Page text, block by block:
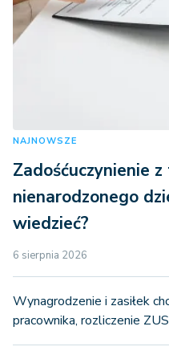
NAJNOWSZE
Zadośćuczynienie
nienarodzonego
wiedzieć?
6 sierpnia 2026
Wynagrodzenie i zasiłek
pracownika, rozliczenie